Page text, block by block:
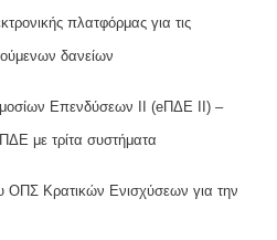
πλατφόρμας για τις
δανείων
Επενδύσεων ΙΙ (eΠΔΕ ΙΙ) –
με τρίτα συστήματα
ΟΠΣ Κρατικών Ενισχύσεων για την